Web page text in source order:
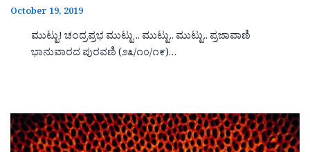
October 19, 2019
ಮುಟ್ಟು! ಚಂದ್ರಪ್ರಭ ಮುಟ್ಟು .. ಮುಟ್ಟು.. ಮುಟ್ಟು.. ಪ್ರಜಾವಾಣಿ
ಭಾನುವಾರದ ಪುರವಣಿ (೨೩/೧೦/೧೯)…